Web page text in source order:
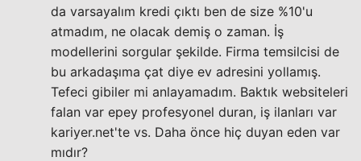
da varsayalım kredi çıktı ben de size %10'u
atmadım, ne olacak demiş o zaman. İş
modellerini sorgular şekilde. Firma temsilcisi de
bu arkadaşıma çat diye ev adresini yollamış.
Tefeci gibiler mi anlayamadım. Baktık websiteleri
falan var epey profesyonel duran, iş ilanları var
kariyer.net'te vs. Daha önce hiç duyan eden var
mıdır?